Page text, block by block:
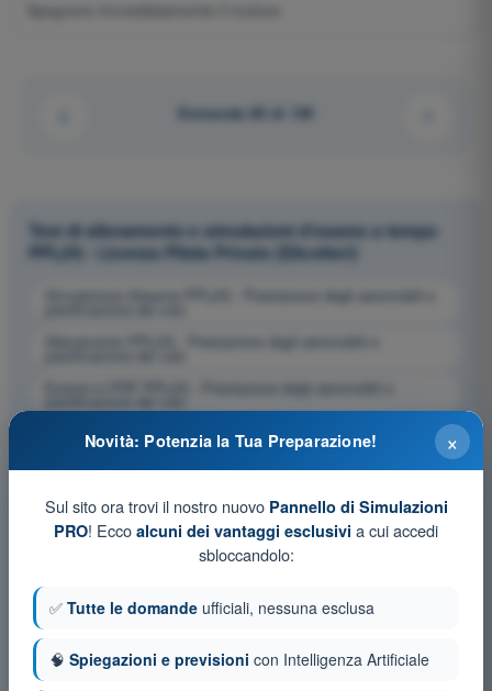
Domanda 85 di 130
Test di allenamento e simulazioni d'esame a tempo
PPL(H) - Licenza Pilota Privato (Elicotteri)
Simulazione d'esame PPL(H) - Prestazione degli aeromobili e
Allenamento PPL(H) - Prestazione degli aeromobili e
Esame in PDF PPL(H) - Prestazione degli aeromobili e
×
Novità: Potenzia la Tua Preparazione!
Sul sito ora trovi il nostro nuovo Pannello di Simulazioni
PRO! Ecco alcuni dei vantaggi esclusivi a cui accedi
sbloccandolo:
✅ Tutte le domande ufficiali, nessuna esclusa
🧠 Spiegazioni e previsioni con Intelligenza Artificiale